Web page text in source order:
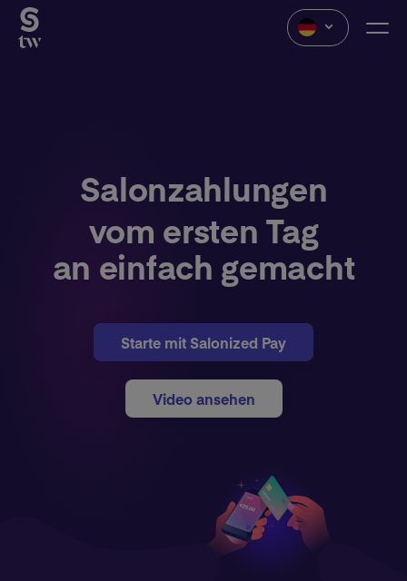
Salonzahlungen
vom ersten Tag
an einfach gemacht
Starte mit Salonized Pay
Video ansehen